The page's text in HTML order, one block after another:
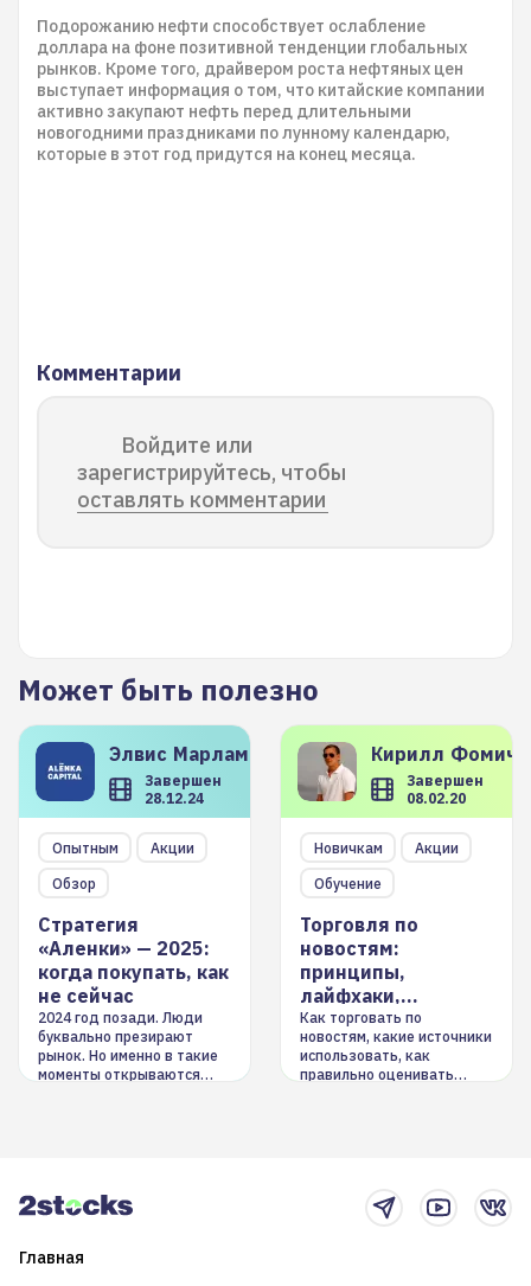
Подорожанию нефти способствует ослабление
доллара на фоне позитивной тенденции глобальных
рынков. Кроме того, драйвером роста нефтяных цен
выступает информация о том, что китайские компании
активно закупают нефть перед длительными
новогодними праздниками по лунному календарю,
которые в этот год придутся на конец месяца.
Комментарии
Войдите или
зарегистрируйтесь, чтобы
оставлять комментарии
Может быть полезно
Элвис Марламов
Завершен
28.12.24
Опытным
Акции
Обзор
Стратегия
«Аленки» — 2025:
когда покупать, как
не сейчас
2024 год позади. Люди
буквально презирают
рынок. Но именно в такие
моменты открываются
Кирилл
Завершен
08.02.20
Новичкам
Акции
Обучение
Торговля по
новостям:
принципы,
лайфхаки,
инструменты
Как торговать по
новостям, какие источники
использовать, как
правильно оценивать
Главная